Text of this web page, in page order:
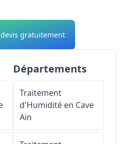
gratuitement
Départements
Traitement
d'Humidité en Cave
Ain